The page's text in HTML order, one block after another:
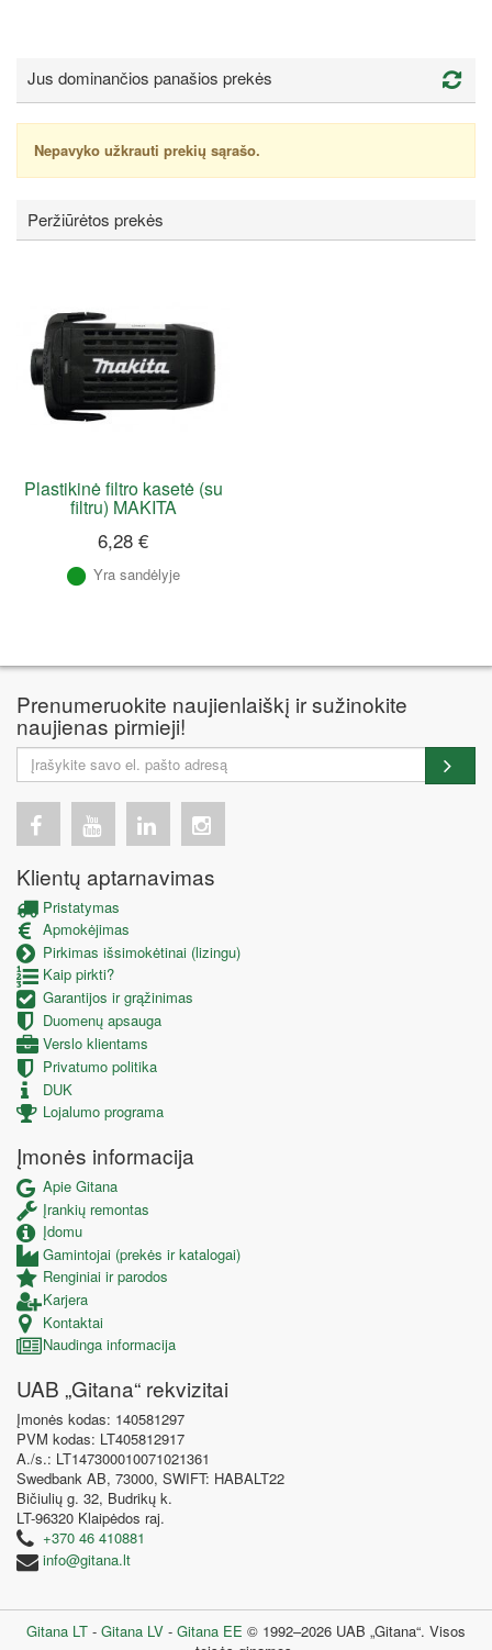
Jus dominančios panašios prekės
Nepavyko užkrauti prekių sąrašo.
Peržiūrėtos prekės
Plastikinė filtro kasetė (su
filtru) MAKITA
6,28 €
Yra sandėlyje
Prenumeruokite naujienlaiškį ir sužinokite
naujienas pirmieji!
Klientų aptarnavimas
Pristatymas
Apmokėjimas
Pirkimas išsimokėtinai (lizingu)
Kaip pirkti?
Garantijos ir grąžinimas
Duomenų apsauga
Verslo klientams
Privatumo politika
DUK
Lojalumo programa
Įmonės informacija
Apie Gitana
Įrankių remontas
Įdomu
Gamintojai (prekės ir katalogai)
Renginiai ir parodos
Karjera
Kontaktai
Naudinga informacija
UAB „Gitana“ rekvizitai
Įmonės kodas: 140581297
PVM kodas: LT405812917
A./s.: LT147300010071021361
Swedbank AB, 73000, SWIFT: HABALT22
Bičiulių g. 32, Budrikų k.
LT-96320 Klaipėdos raj.
+370 46 410881
info@gitana.lt
Gitana LT - Gitana LV - Gitana EE © 1992–2026 UAB „Gitana“. Visos